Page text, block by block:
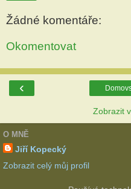
Žádné komentáře:
Okomentovat
‹
Zobrazit
O MNĚ
Jiří Kopecký
Zobrazit celý můj profil